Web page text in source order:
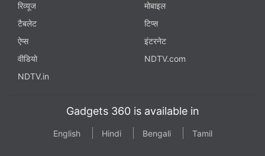
रिव्यूज
मोबाइल
टैबलेट
टिप्स
ऐप्स
इंटरनेट
वीडियो
NDTV.com
NDTV.in
Gadgets 360 is available in
English Hindi Bengali Tamil